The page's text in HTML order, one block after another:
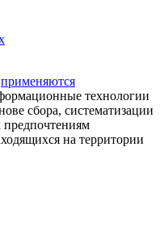
применяются
технологии
сбора, систематизации
предпочтениям
на территории